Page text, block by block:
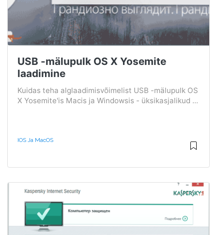
USB -mälupulk OS X Yosemite
laadimine
Kuidas teha alglaadimisvõimelist USB -mälupulk OS
X Yosemite'is Macis ja Windowsis - üksikasjalikud ...
IOS Ja MacOS